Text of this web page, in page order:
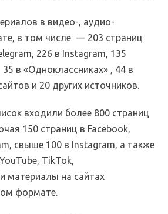
в видео-, аудио-
в том числе — 203 страниц
226 в Instagram, 135
в «Одноклассниках» , 44 в
и 20 других источников.
входили более 800 страниц
150 страниц в Facebook,
свыше 100 в Instagram, а также
TikTok,
материалы на сайтах
формате.